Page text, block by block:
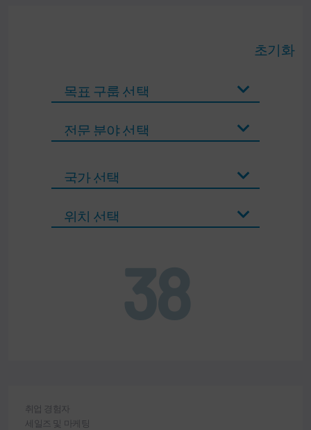
초기화
취업 경험자
세일즈 및 마케팅